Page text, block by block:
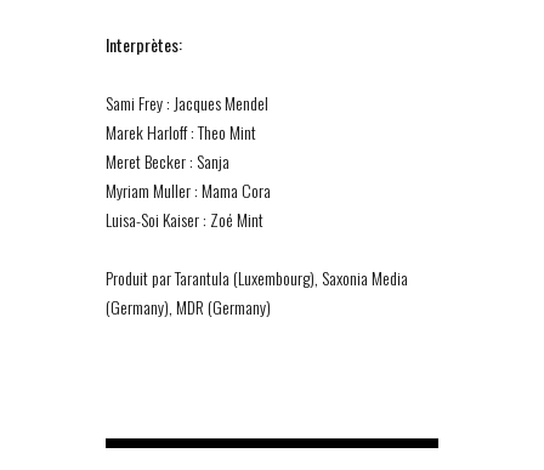
Interprètes:
Sami Frey : Jacques Mendel
Marek Harloff : Theo Mint
Meret Becker : Sanja
Myriam Muller : Mama Cora
Luisa-Soi Kaiser : Zoé Mint
Produit par Tarantula (Luxembourg), Saxonia Media
(Germany), MDR (Germany)